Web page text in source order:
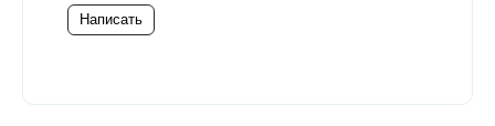
Написать